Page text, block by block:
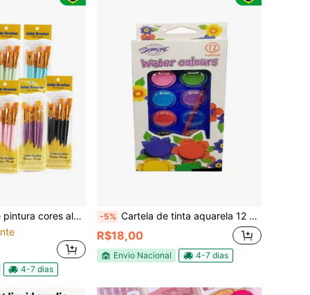
cores aleatório
4-7 dias
-5% Cartela de tinta aquarela 12 cores
R$18,00
Envio Nacional 4-7 dias